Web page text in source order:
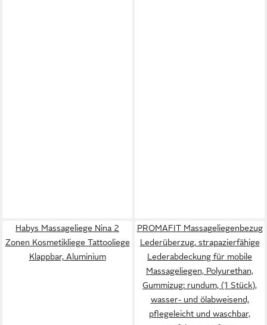
Habys Massageliege Nina 2
Zonen Kosmetikliege Tattooliege
Klappbar, Aluminium
PROMAFIT Massageliegenbezug
Lederüberzug, strapazierfähige
Lederabdeckung für mobile
Massageliegen, Polyurethan,
Gummizug: rundum, (1 Stück),
wasser- und ölabweisend,
pflegeleicht und waschbar,